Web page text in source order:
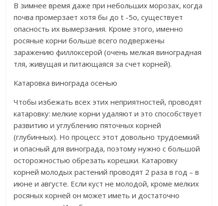
В зимнее время даже при небольших морозах, когда
почва промерзает хотя бы до t -5о, существует
опасность их вымерзания. Кроме этого, именно
росяные корни больше всего подвержены
заражению филлоксерой (очень мелкая виноградная
тля, живущая и питающаяся за счет корней).
Катаровка винограда осенью
Чтобы избежать всех этих неприятностей, проводят
катаровку: мелкие корни удаляют и это способствует
развитию и углублению пяточных корней
(глубинных). Но процесс этот довольно трудоемкий
и опасный для винограда, поэтому нужно с большой
осторожностью обрезать корешки. Катаровку
корней молодых растений проводят 2 раза в год – в
июне и августе. Если куст не молодой, кроме мелких
росяных корней он может иметь и достаточно